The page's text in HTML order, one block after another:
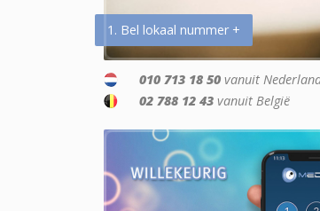
1. Bel lokaal nummer +
010 713 18 50 vanuit
02 788 12 43 vanuit België